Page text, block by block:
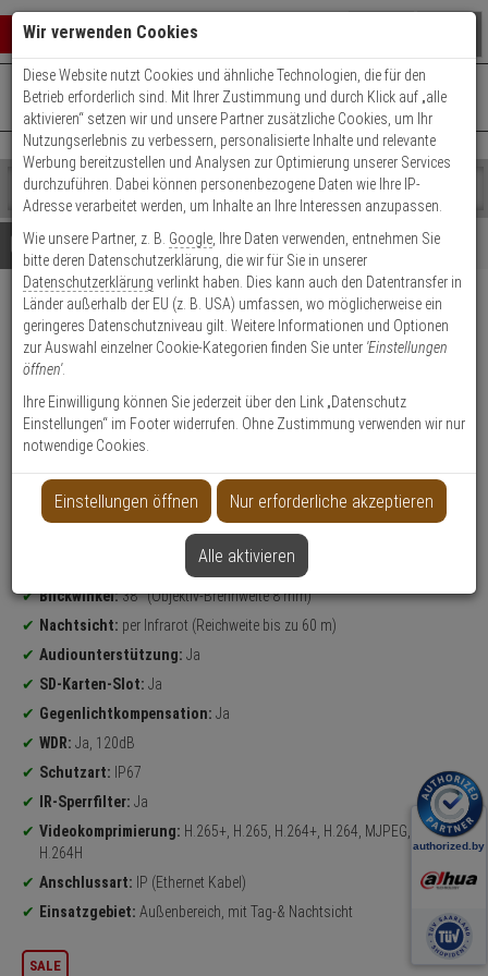
Warenkorb schließen
0 ARTIKEL IM WARENKORB
Ihr Warenkorb ist momentan leer.
Ergebnisse ()
Fertig
Shop
durchsuchen
Bitte
geben
Sie
mindestens
Zeichen
ein,
um
Suche
Es
wurde
noch
Kategorien
Suche
gestartet
+49 (0)821 899 493-0Mo. - Do.: 8:00 - 16:30 | Fr.: 8:00 - 14:00 Uhr
Kontaktservice nutzen
Details Beratung Beliebte 5 Megapixel Artikel
Dahua IPC-HFW5541T-AS-PV-
0800B IP-Kamera 5MPx T/N
Produktmerkmale
Bullet Kamera
Blickwinkel:38° (Objektiv-Brennweite 8 mm)
Nachtsicht: per Infrarot (Reichweite bis zu 60 m)
Audiounterstützung: Ja
SD-Karten-Slot: Ja
Gegenlichtkompensation: Ja
WDR: Ja, 120dB
Schutzart: IP67
IR-Sperrfilter: Ja
Videokomprimierung: H.265+, H.265, H.264+, H.264, MJPEG, H.264B,
H.264H
Anschlussart: IP (Ethernet Kabel)
Einsatzgebiet: Außenbereich, mit Tag-& Nachtsicht
SALE
Wir verwenden Cookies
Diese Website nutzt Cookies und ähnliche Technologien, die für den
Betrieb erforderlich sind. Mit Ihrer Zustimmung und durch Klick auf „alle
aktivieren“ setzen wir und unsere Partner zusätzliche Cookies, um Ihr
Nutzungserlebnis zu verbessern, personalisierte Inhalte und relevante
Werbung bereitzustellen und Analysen zur Optimierung unserer Services
durchzuführen. Dabei können personenbezogene Daten wie Ihre IP-
Adresse verarbeitet werden, um Inhalte an Ihre Interessen anzupassen.
Wie unsere Partner, z. B. Google , Ihre Daten verwenden, entnehmen Sie
bitte deren Datenschutzerklärung, die wir für Sie in unserer
Datenschutzerklärung verlinkt haben. Dies kann auch den Datentransfer in
Länder außerhalb der EU (z. B. USA) umfassen, wo möglicherweise ein
geringeres Datenschutzniveau gilt. Weitere Informationen und Optionen
zur Auswahl einzelner Cookie-Kategorien finden Sie unter 'Einstellungen
öffnen'.
Ihre Einwilligung können Sie jederzeit über den Link „Datenschutz
Einstellungen“ im Footer widerrufen. Ohne Zustimmung verwenden wir nur
notwendige Cookies.
Einstellungen öffnen Nur erforderliche akzeptieren
Alle aktivieren